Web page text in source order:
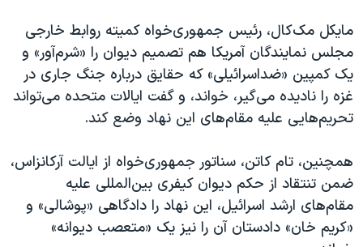
مایکل مک‌کال، رئیس جمهوری‌خواه کمیته روابط خارجی
مجلس نمایندگان آمریکا هم تصمیم دیوان را «شرم‌آور» و
یک کمپین «ضداسرائیلی» که حقایق درباره جنگ جاری در
غزه را نادیده می‌گیر، خواند، و گفت ایالات متحده می‌تواند
تحریم‌هایی علیه مقام‌های این نهاد وضع کند.
همچنین، تام کاتن، سناتور جمهوری‌خواه از ایالت آرکانزاس،
ضمن تنتقاد از حکم دیوان کیفری بین‌المللی علیه
مقام‌های ارشد اسرائیل، این نهاد را دادگاهی «پوشالی» و
«کریم خان» دادستان آن را نیز یک «متعصب دیوانه»